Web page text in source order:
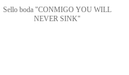
Sello boda "CONMIGO YOU WILL
NEVER SINK"